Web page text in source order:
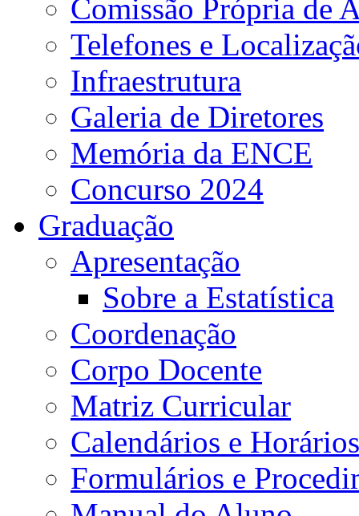
Comissão Própria de
Telefones e
Infraestrutura
Galeria de Diretores
Memória da ENCE
Concurso 2024
Graduação
Apresentação
Sobre a Estatística
Coordenação
Corpo Docente
Matriz Curricular
Calendários e Horários
Formulários e